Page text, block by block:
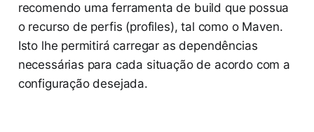
recomendo uma ferramenta de build que possua
o recurso de perfis (profiles), tal como o Maven.
Isto lhe permitirá carregar as dependências
necessárias para cada situação de acordo com a
configuração desejada.